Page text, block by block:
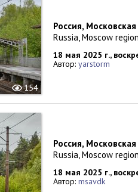
154
Россия,
Russia, Moscow
18 мая 2025 г.,
Автор: yarstorm
Россия,
Russia, Moscow
18 мая 2025 г.,
Автор: msavdk